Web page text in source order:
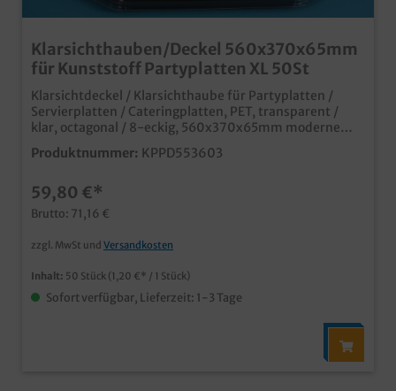
Klarsichthauben/Deckel 560x370x65mm
für Kunststoff Partyplatten XL 50St
Klarsichtdeckel / Klarsichthaube für Partyplatten /
Servierplatten / Cateringplatten, PET, transparent /
klar, octagonal / 8-eckig, 560x370x65mm moderne
Alternative zu Alu Partyplattenaus recyceltem und
wieder recycelbarem Kunststoff in verschiedenen
Partyservice
Produktnummer: KPPD553603
59,80 €*
Brutto: 71,16 €
zzgl. MwSt und Versandkosten
Inhalt: 50 Stück (1,20 €* / 1 Stück)
Sofort verfügbar, Lieferzeit: 1-3 Tage